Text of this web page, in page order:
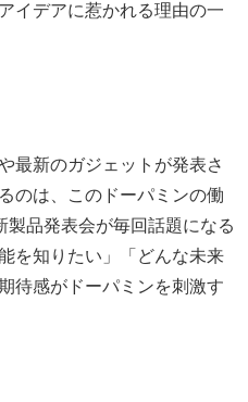
イデアに惹かれる理由の一
最新のガジェットが発表さ
のは、このドーパミンの働
品発表会が毎回話題になる
を知りたい」「どんな未来
待感がドーパミンを刺激す